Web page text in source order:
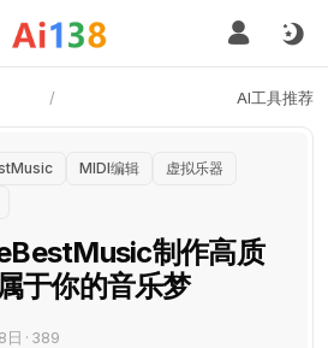
/ AI工具推荐
MIDI编辑
虚拟乐器
制作高质
于你的音乐梦
日 · 389